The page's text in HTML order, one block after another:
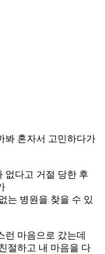
봐 혼자서 고민하다가
없다고 거절 당한 후
는 병원을 찾을 수 있
런 마음으로 갔는데
절하고 내 마음을 다